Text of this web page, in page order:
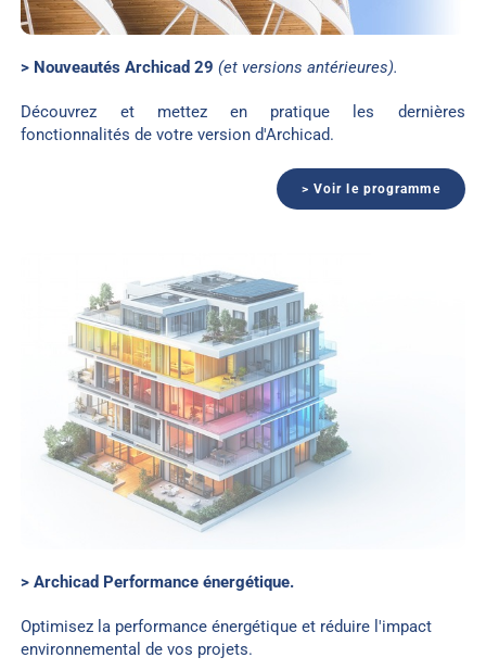
> Nouveautés Archicad 29(et versions antérieures).
Découvrez et mettez en pratique les dernières
fonctionnalités de votre version d'Archicad.
> Voir le programme
> Archicad Performance énergétique.
Optimisez la performance énergétique et réduire l'impact
environnemental de vos projets.